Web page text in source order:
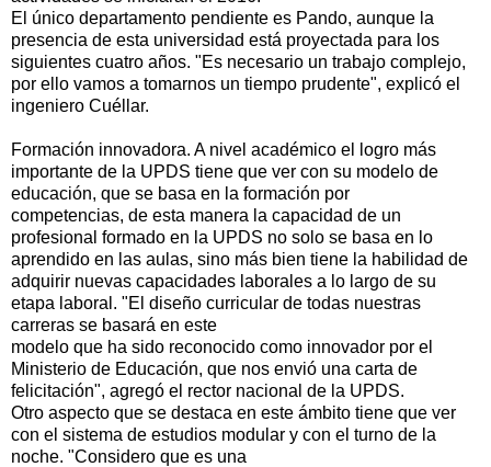
El único departamento pendiente es Pando, aunque la
presencia de esta universidad está proyectada para los
siguientes cuatro años. "Es necesario un trabajo complejo,
por ello vamos a tomarnos un tiempo prudente", explicó el
ingeniero Cuéllar.
Formación innovadora. A nivel académico el logro más
importante de la UPDS tiene que ver con su modelo de
educación, que se basa en la formación por
competencias, de esta manera la capacidad de un
profesional formado en la UPDS no solo se basa en lo
aprendido en las aulas, sino más bien tiene la habilidad de
adquirir nuevas capacidades laborales a lo largo de su
etapa laboral. "El diseño curricular de todas nuestras
carreras se basará en este
modelo que ha sido reconocido como innovador por el
Ministerio de Educación, que nos envió una carta de
felicitación", agregó el rector nacional de la UPDS.
Otro aspecto que se destaca en este ámbito tiene que ver
con el sistema de estudios modular y con el turno de la
noche. "Considero que es una